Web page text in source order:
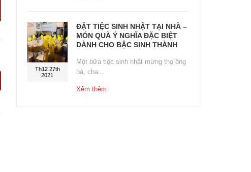
Th12 27th
2021
ĐẶT TIỆC SINH NHẬT TẠI NHÀ –
MÓN QUÀ Ý NGHĨA ĐẶC BIỆT
DÀNH CHO BẬC SINH THÀNH
Một bữa tiệc sinh nhật mừng thọ ông
bà, cha...
Xêm thêm